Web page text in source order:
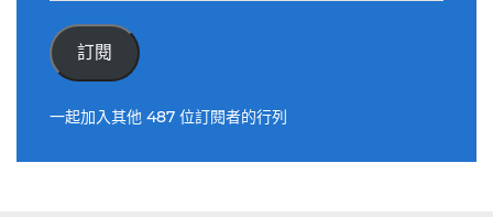
件
位
訂閱
一起加入其他 487 位訂閱者的行列